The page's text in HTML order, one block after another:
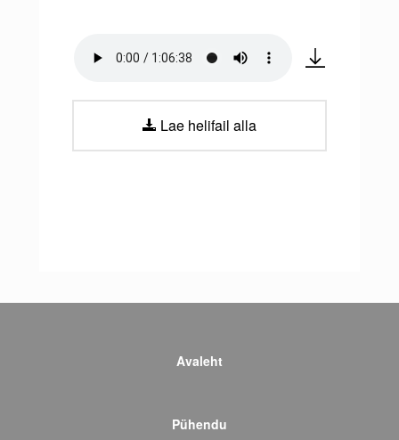
Lae helifail alla
Avaleht
Pühendu